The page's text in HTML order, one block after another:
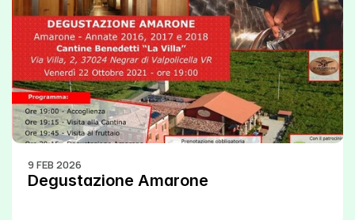
9 FEB 2026
Degustazione Amarone